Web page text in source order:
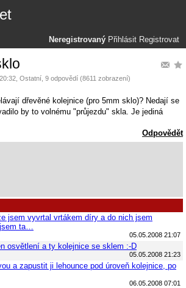
Neregistrovaný Přihlásit Registrovat
20:32 Ostatní , 9 odpovědí (8611 zobrazení)
dřevěné kolejnice (pro 5mm sklo)? Nedají se
by to volnému "průjezdu" skla. Je jediná
Odpovědět
jsem vyvrtal vrtákem díry a do nich jsem
ta…
05.05.2008 21:07
osvětlení a ty kolejnice se sklem :-D
05.05.2008 21:23
a zapustit ji lehounce pod úroveň kolejnice, po
06.05.2008 07:01